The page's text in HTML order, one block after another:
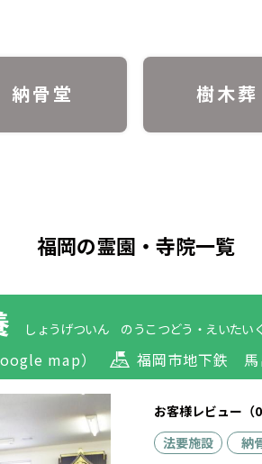
納骨堂 樹木葬
福岡の霊園・寺院一覧
しょうげついん のうこつどう・えいたい
map） 福岡市地下鉄 馬
お客様レビュー（0
法要施設
納